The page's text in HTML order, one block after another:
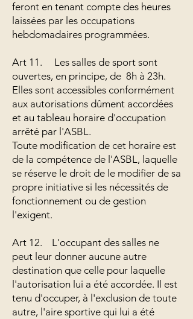
feront en tenant compte des heures
laissées par les occupations
hebdomadaires programmées.
Art 11. Les salles de sport sont
ouvertes, en principe, de 8h à 23h.
Elles sont accessibles conformément
aux autorisations dûment accordées
et au tableau horaire d'occupation
arrêté par l'ASBL.
Toute modification de cet horaire est
de la compétence de l'ASBL, laquelle
se réserve le droit de le modifier de sa
propre initiative si les nécessités de
fonctionnement ou de gestion
l'exigent.
Art 12. L'occupant des salles ne
peut leur donner aucune autre
destination que celle pour laquelle
l'autorisation lui a été accordée. Il est
tenu d'occuper, à l'exclusion de toute
autre, l'aire sportive qui lui a été